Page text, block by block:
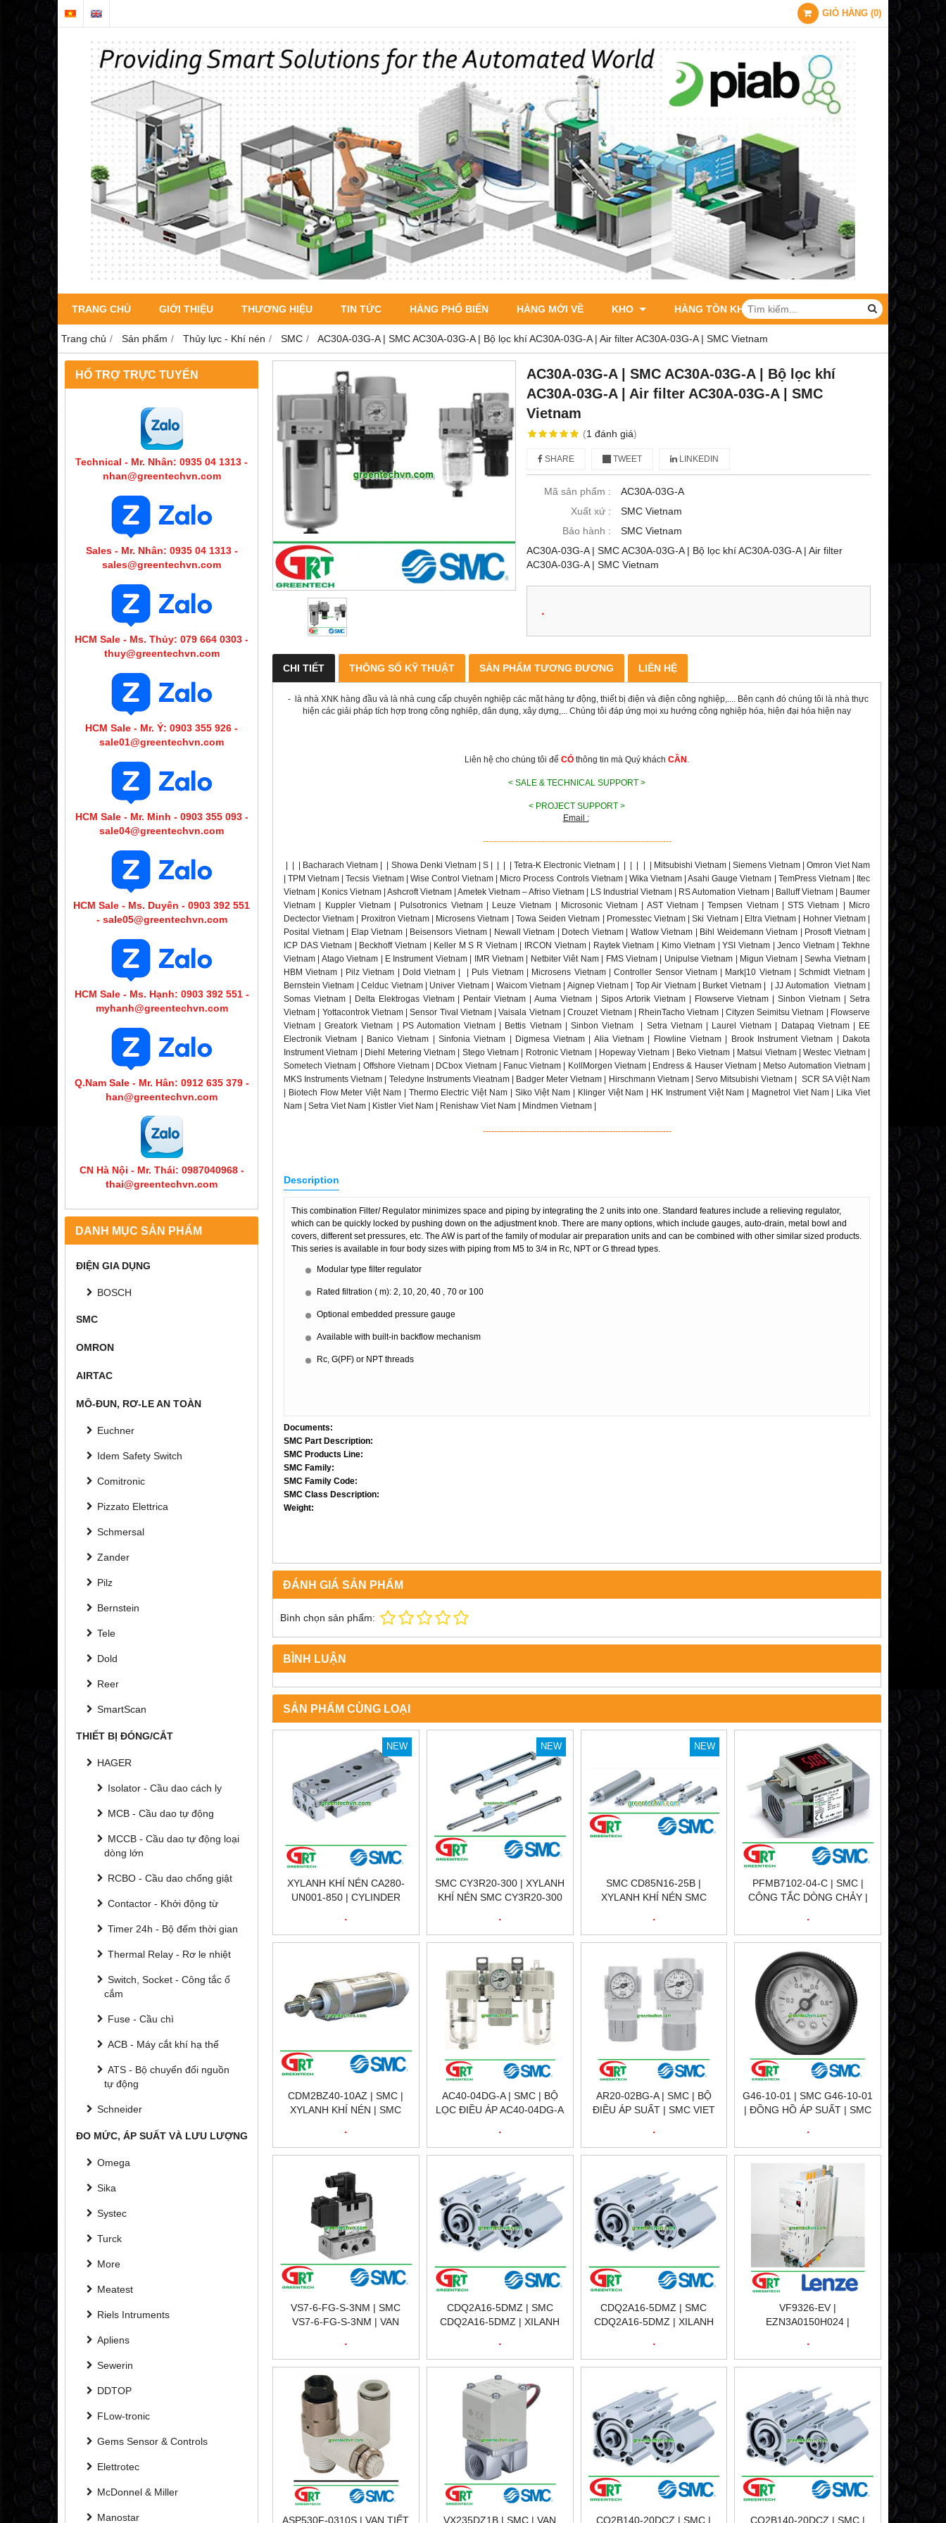
GIỎ HÀNG (0)
TRANG CHỦ GIỚI THIỆU THƯƠNG HIỆU TIN TỨC HÀNG PHỔ BIẾN HÀNG MỚI VỀ KHO HÀNG TỒN KHO
Trang chủ Sản phẩm Thủy lực - Khí nén SMC AC30A-03G-A | SMC AC30A-03G-A | Bộ lọc khí AC30A-03G-A | Air filter AC30A-03G-A | SMC Vietnam
HỔ TRỢ TRỰC TUYẾN
Technical - Mr. Nhân: 0935 04 1313 -
nhan@greentechvn.com
Sales - Mr. Nhân: 0935 04 1313 -
sales@greentechvn.com
HCM Sale - Ms. Thủy: 079 664 0303 -
thuy@greentechvn.com
HCM Sale - Mr. Ý: 0903 355 926 -
sale01@greentechvn.com
HCM Sale - Mr. Minh - 0903 355 093 -
sale04@greentechvn.com
HCM Sale - Ms. Duyên - 0903 392 551
- sale05@greentechvn.com
HCM Sale - Ms. Hạnh: 0903 392 551 -
myhanh@greentechvn.com
Q.Nam Sale - Mr. Hân: 0912 635 379 -
han@greentechvn.com
CN Hà Nội - Mr. Thái: 0987040968 -
thai@greentechvn.com
DANH MỤC SẢN PHẨM
ĐIỆN GIA DỤNG
BOSCH
SMC
OMRON
AIRTAC
MÔ-ĐUN, RƠ-LE AN TOÀN
Euchner
Idem Safety Switch
Comitronic
Pizzato Elettrica
Schmersal
Zander
Pilz
Bernstein
Tele
Dold
Reer
SmartScan
THIẾT BỊ ĐÓNG/CẮT
HAGER
Isolator - Cầu dao cách ly
MCB - Cầu dao tự động
MCCB - Cầu dao tự động loại
dòng lớn
RCBO - Cầu dao chống giật
Contactor - Khởi động từ
Timer 24h - Bộ đếm thời gian
Thermal Relay - Rơ le nhiệt
Switch, Socket - Công tắc ổ
cắm
Fuse - Cầu chì
ACB - Máy cắt khí hạ thế
ATS - Bộ chuyển đổi nguồn
tự động
Schneider
ĐO MỨC, ÁP SUẤT VÀ LƯU LƯỢNG
Omega
Sika
Systec
Turck
More
Meatest
Riels Intruments
Apliens
Sewerin
DDTOP
FLow-tronic
Gems Sensor & Controls
Elettrotec
McDonnel & Miller
Manostar
AC30A-03G-A | SMC AC30A-03G-A | Bộ lọc khí
AC30A-03G-A | Air filter AC30A-03G-A | SMC
Vietnam
(1 đánh giá)
SHARE TWEET LINKEDIN
Mã sản phẩm :
AC30A-03G-A
Xuất xứ :
SMC Vietnam
Bảo hành :
SMC Vietnam
AC30A-03G-A | SMC AC30A-03G-A | Bộ lọc khí AC30A-03G-A | Air filter
AC30A-03G-A | SMC Vietnam
CHI TIẾT THÔNG SỐ KỸ THUẬT SẢN PHẨM TƯƠNG ĐƯƠNG LIÊN HỆ
-
là nhà XNK hàng đầu và là nhà cung cấp chuyên nghiệp các mặt hàng tự động, thiết bị điện và điện công nghiệp,.... Bên cạnh đó chúng tôi là nhà thực
hiện các giải pháp tích hợp trong công nghiêp, dân dụng, xây dựng,... Chúng tôi đáp ứng mọi xu hướng công nghiệp hóa, hiện đại hóa hiện nay
Liên hệ cho chúng tôi để CÓ thông tin mà Quý khách CẦN .
< SALE & TECHNICAL SUPPORT >
< PROJECT SUPPORT >
Email :
-------------------------------------------------------------------
Bacharach Vietnam | Showa Denki Vietnam | S | Tetra-K Electronic Vietnam |
| Mitsubishi Vietnam | Siemens Vietnam | Omron Viet Nam
| TPM Vietnam | Tecsis Vietnam | Wise Control Vietnam | Micro Process Controls Vietnam | Wika Vietnam | Asahi Gauge Vietnam | TemPress Vietnam | Itec
Vietnam | Konics Vietnam | Ashcroft Vietnam | Ametek Vietnam – Afriso Vietnam | LS Industrial Vietnam | RS Automation Vietnam | Balluff Vietnam | Baumer
Vietnam | Kuppler Vietnam | Pulsotronics Vietnam | Leuze Vietnam | Microsonic Vietnam | AST Vietnam | Tempsen Vietnam | STS Vietnam | Micro
Dectector Vietnam | Proxitron Vietnam | Microsens Vietnam | Towa Seiden Vietnam | Promesstec Vietnam | Ski Vietnam | Eltra Vietnam | Hohner Vietnam |
Posital Vietnam | Elap Vietnam | Beisensors Vietnam | Newall Vietnam | Dotech Vietnam | Watlow Vietnam | Bihl Weidemann Vietnam | Prosoft Vietnam |
ICP DAS Vietnam | Beckhoff Vietnam | Keller M S R Vietnam | IRCON Vietnam | Raytek Vietnam | Kimo Vietnam | YSI Vietnam | Jenco Vietnam | Tekhne
Vietnam | Atago Vietnam | E Instrument Vietnam | IMR Vietnam | Netbiter Viêt Nam | FMS Vietnam | Unipulse Vietnam | Migun Vietnam | Sewha Vietnam |
HBM Vietnam | Pilz Vietnam | Dold Vietnam |
| Puls Vietnam | Microsens Vietnam | Controller Sensor Vietnam | Mark|10 Vietnam | Schmidt Vietnam |
Bernstein Vietnam | Celduc Vietnam | Univer Vietnam | Waicom Vietnam | Aignep Vietnam | Top Air Vietnam | Burket Vietnam | | JJ Automation Vietnam |
Somas Vietnam | Delta Elektrogas Vietnam | Pentair Vietnam | Auma Vietnam | Sipos Artorik Vietnam | Flowserve Vietnam | Sinbon Vietnam | Setra
Vietnam | Yottacontrok Vietnam | Sensor Tival Vietnam | Vaisala Vietnam | Crouzet Vietnam | RheinTacho Vietnam | Cityzen Seimitsu Vietnam | Flowserve
Vietnam | Greatork Vietnam | PS Automation Vietnam | Bettis Vietnam | Sinbon Vietnam | Setra Vietnam | Laurel Vietnam | Datapaq Vietnam | EE
Electronik Vietnam | Banico Vietnam | Sinfonia Vietnam | Digmesa Vietnam | Alia Vietnam | Flowline Vietnam | Brook Instrument Vietnam | Dakota
Instrument Vietnam | Diehl Metering Vietnam | Stego Vietnam | Rotronic Vietnam | Hopeway Vietnam | Beko Vietnam | Matsui Vietnam | Westec Vietnam |
Sometech Vietnam | Offshore Vietnam | DCbox Vietnam | Fanuc Vietnam | KollMorgen Vietnam | Endress & Hauser Vietnam | Metso Automation Vietnam |
MKS Instruments Vietnam | Teledyne Instruments Vieatnam | Badger Meter Vietnam | Hirschmann Vietnam | Servo Mitsubishi Vietnam | SCR SA Việt Nam
| Biotech Flow Meter Việt Nam | Thermo Electric Việt Nam | Siko Việt Nam | Klinger Việt Nam | HK Instrument Việt Nam | Magnetrol Viet Nam | Lika Viet
Nam | Setra Viet Nam | Kistler Viet Nam | Renishaw Viet Nam | Mindmen Vietnam |
-------------------------------------------------------------------
Description
This combination Filter/ Regulator minimizes space and piping by integrating the 2 units into one. Standard features include a relieving regulator,
which can be quickly locked by pushing down on the adjustment knob. There are many options, which include gauges, auto-drain, metal bowl and
covers, different set pressures, etc. The AW is part of the family of modular air preparation units and can be combined with other similar sized products.
This series is available in four body sizes with piping from M5 to 3/4 in Rc, NPT or G thread types.
Modular type filter regulator
Rated filtration ( m): 2, 10, 20, 40 , 70 or 100
Optional embedded pressure gauge
Available with built-in backflow mechanism
Rc, G(PF) or NPT threads
Documents:
SMC Part Description:
SMC Products Line:
SMC Family:
SMC Family Code:
SMC Class Description:
Weight:
ĐÁNH GIÁ SẢN PHẨM
Bình chọn sản phẩm:
BÌNH LUẬN
SẢN PHẨM CÙNG LOẠI
NEW
XYLANH KHÍ NÉN CA280-
UN001-850 | CYLINDER
.
NEW
SMC CY3R20-300 | XYLANH
KHÍ NÉN SMC CY3R20-300
.
NEW
SMC CD85N16-25B |
XYLANH KHÍ NÉN SMC
.
PFMB7102-04-C | SMC |
CÔNG TẮC DÒNG CHẢY |
.
CDM2BZ40-10AZ | SMC |
XYLANH KHÍ NÉN | SMC
.
AC40-04DG-A | SMC | BỘ
LỌC ĐIỀU ÁP AC40-04DG-A
.
AR20-02BG-A | SMC | BỘ
ĐIỀU ÁP SUẤT | SMC VIET
.
G46-10-01 | SMC G46-10-01
| ĐỒNG HỒ ÁP SUẤT | SMC
.
VS7-6-FG-S-3NM | SMC
VS7-6-FG-S-3NM | VAN
.
CDQ2A16-5DMZ | SMC
CDQ2A16-5DMZ | XILANH
.
CDQ2A16-5DMZ | SMC
CDQ2A16-5DMZ | XILANH
.
VF9326-EV |
EZN3A0150H024 |
VIETNAM
.
ASP530F-0310S | VAN TIẾT VX235DZ1B | SMC | VAN CQ2B140-20DCZ | SMC | CQ2B140-20DCZ | SMC |